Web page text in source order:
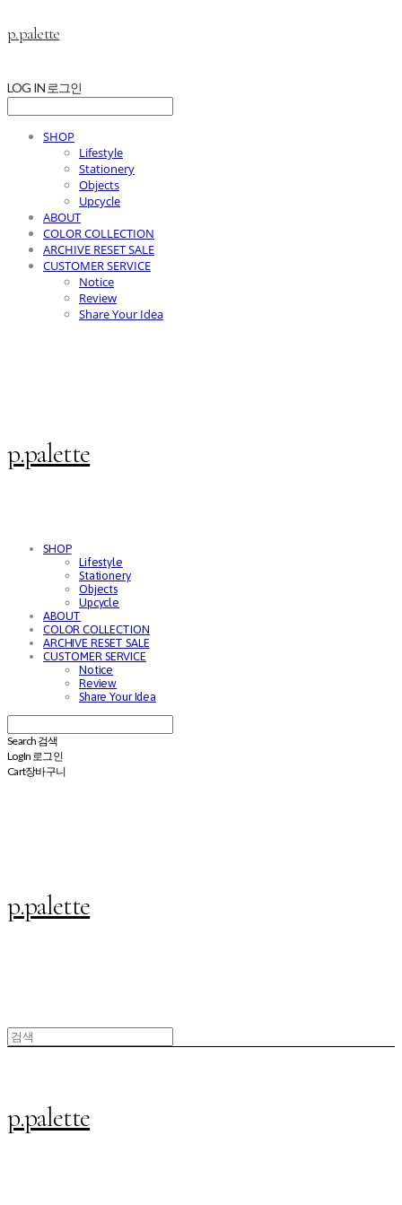
p.palette
LOG IN 로그인
SHOP
Lifestyle
Stationery
Objects
Upcycle
ABOUT
COLOR COLLECTION
ARCHIVE RESET SALE
CUSTOMER SERVICE
Notice
Review
Share Your Idea
p.palette
SHOP
Lifestyle
Stationery
Objects
Upcycle
ABOUT
COLOR COLLECTION
ARCHIVE RESET SALE
CUSTOMER SERVICE
Notice
Review
Share Your Idea
Search 검색
Log In 로그인
Cart장바구니
p.palette
p.palette